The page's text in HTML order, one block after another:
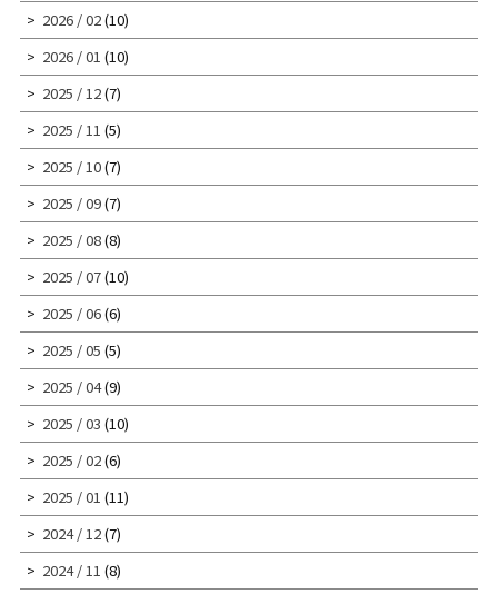
2026 / 02(10)
2026 / 01 (10)
2025 / 12(7)
2025 / 11 (5)
2025 / 10(7)
2025 / 09(7)
2025 / 08(8)
2025 / 07(10)
2025 / 06(6)
2025 / 05 (5)
2025 / 04(9)
2025 / 03 (10)
2025 / 02(6)
2025 / 01 (11)
2024 / 12(7)
2024 / 11 (8)